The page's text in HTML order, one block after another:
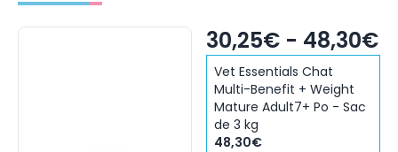
30,25€ - 48,30€
Vet Essentials Chat
Multi-Benefit + Weight
Mature Adult7+ Po - Sac
de 3 kg
48,30€